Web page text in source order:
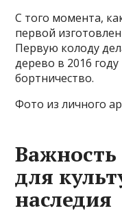
С того момента,
первой
Первую колоду
дерево в 2016
бортничество.
Фото из личного
Важность
для
наследия